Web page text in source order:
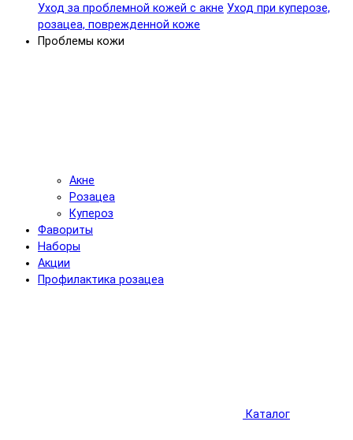
Уход за проблемной кожей с акне Уход при куперозе,
розацеа, поврежденной коже
Проблемы кожи
Акне
Розацеа
Купероз
Фавориты
Наборы
Акции
Профилактика розацеа
Каталог